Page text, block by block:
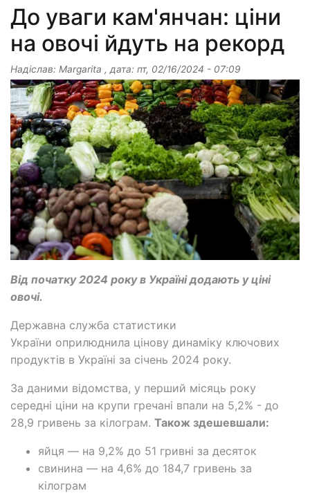
До уваги кам'янчан: ціни
на овочі йдуть на рекорд
Надіслав: Margarita , дата: пт, 02/16/2024 - 07:09
Від початку 2024 року в Україні додають у ціні
овочі.
Державна служба статистики
України оприлюднила цінову динаміку ключових
продуктів в Україні за січень 2024 року.
За даними відомства, у перший місяць року
середні ціни на крупи гречані впали на 5,2% - до
28,9 гривень за кілограм. Також здешевшали:
яйця — на 9,2% до 51 гривні за десяток
свинина — на 4,6% до 184,7 гривень за
кілограм